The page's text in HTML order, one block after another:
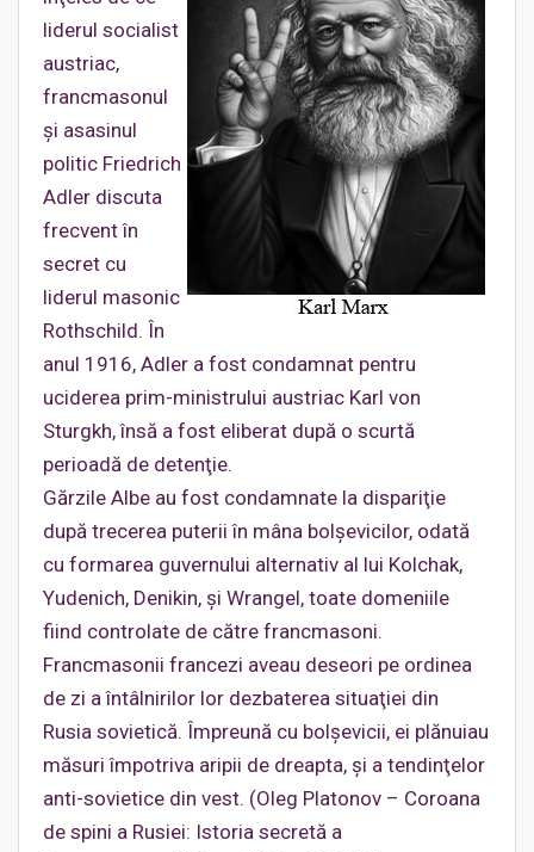
liderul socialist
austriac,
francmasonul
şi asasinul
politic Friedrich
Adler discuta
frecvent în
secret cu
liderul masonic
Rothschild. În
anul 1916, Adler a fost condamnat pentru
uciderea prim-ministrului austriac Karl von
Sturgkh, însă a fost eliberat după o scurtă
perioadă de detenţie.
Gărzile Albe au fost condamnate la dispariţie
după trecerea puterii în mâna bolşevicilor, odată
cu formarea guvernului alternativ al lui Kolchak,
Yudenich, Denikin, şi Wrangel, toate domeniile
fiind controlate de către francmasoni.
Francmasonii francezi aveau deseori pe ordinea
de zi a întâlnirilor lor dezbaterea situaţiei din
Rusia sovietică. Împreună cu bolşevicii, ei plănuiau
măsuri împotriva aripii de dreapta, şi a tendinţelor
anti-sovietice din vest. (Oleg Platonov – Coroana
de spini a Rusiei: Istoria secretă a